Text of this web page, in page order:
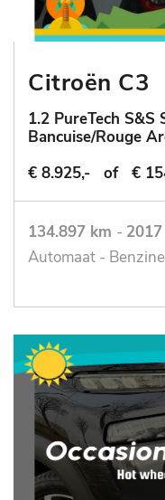
Citroën C3
1.2 PureTech
Bancuise/Rouge
€ 8.925,-
of €
134.897 km - 2017
Automaat - Benzine